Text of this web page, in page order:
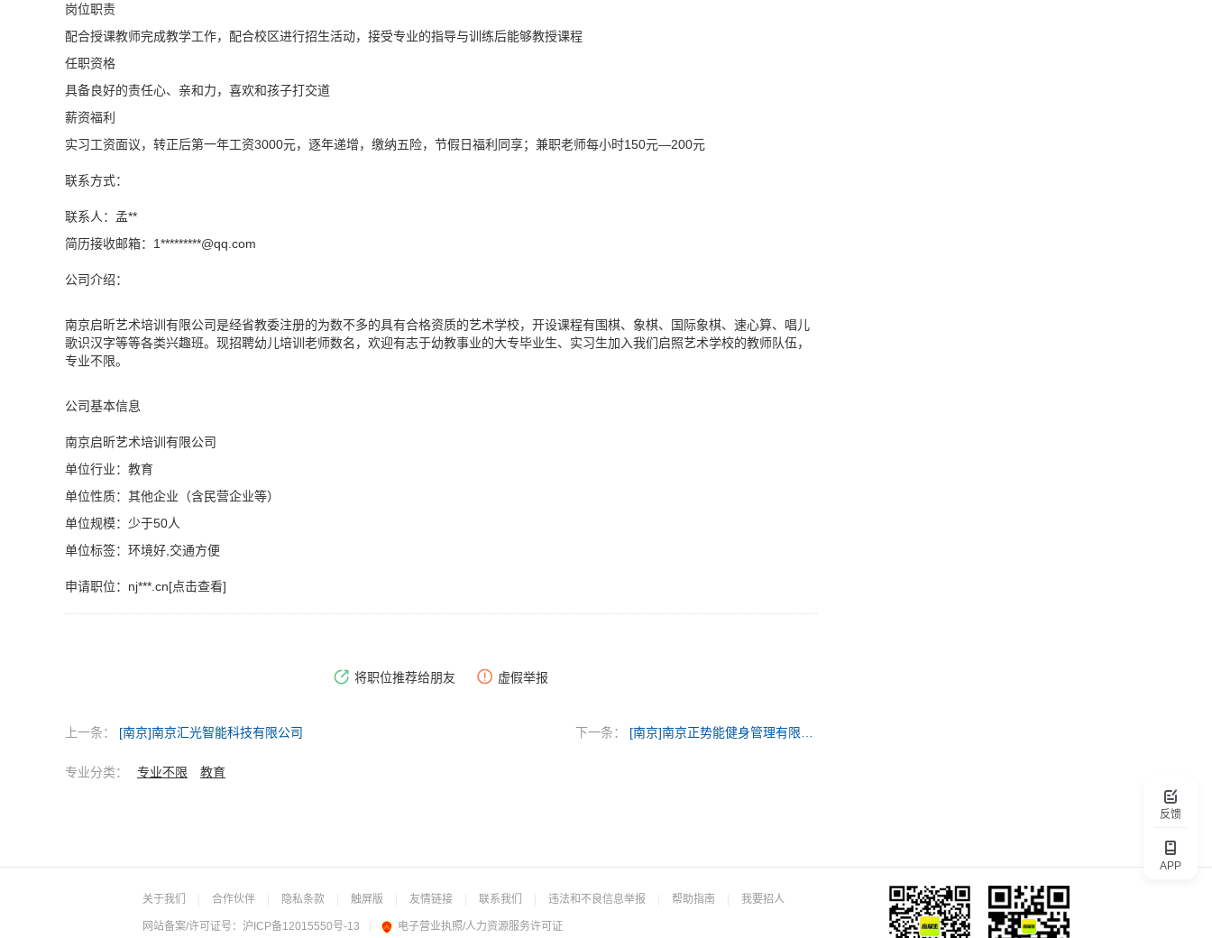
反馈
APP
岗位职责
配合授课教师完成教学工作，配合校区进行招生活动，接受专业的指导与训练后能够教授课程
任职资格
具备良好的责任心、亲和力，喜欢和孩子打交道
薪资福利
实习工资面议，转正后第一年工资3000元，逐年递增，缴纳五险，节假日福利同享；兼职老师每小时150元—200元
联系方式：
联系人：孟**
简历接收邮箱：1*********@qq.com
公司介绍：
南京启昕艺术培训有限公司是经省教委注册的为数不多的具有合格资质的艺术学校，开设课程有围棋、象棋、国际象棋、速心算、唱儿
歌识汉字等等各类兴趣班。现招聘幼儿培训老师数名，欢迎有志于幼教事业的大专毕业生、实习生加入我们启照艺术学校的教师队伍，
专业不限。
公司基本信息
南京启昕艺术培训有限公司
单位行业：教育
单位性质：其他企业（含民营企业等）
单位规模：少于50人
单位标签：环境好,交通方便
申请职位： nj***.cn[点击查看]
将职位推荐给朋友 虚假举报
上一条： [南京]南京汇光智能科技有限公司 下一条： [南京]南京正势能健身管理有限公司
专业分类： 专业不限 教育
关于我们 合作伙伴 隐私条款 触屏版 友情链接 联系我们 违法和不良信息举报 帮助指南 我要招人
网站备案/许可证号： 沪ICP备12015550号-13 电子营业执照/人力资源服务许可证